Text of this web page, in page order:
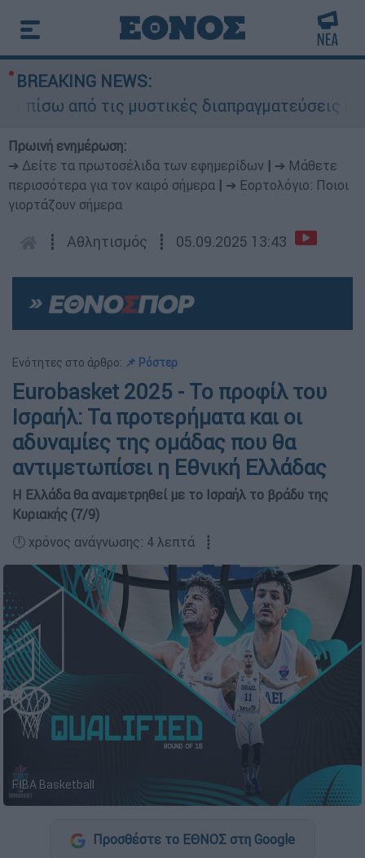
BREAKING NEWS:
από τις μυστικές διαπραγματεύσεις και
Πρωινή ενημέρωση:
➔ Δείτε τα πρωτοσέλιδα των εφημερίδων
➔ Μάθετε
περισσότερα για τον καιρό σήμερα
➔ Εορτολόγιο: Ποιοι
γιορτάζουν σήμερα
┋ Αθλητισμός ┋ 05.09.2025 13:43
Ενότητες στο άρθρο: 📌 Ρόστερ
Eurobasket 2025 - Το προφίλ του
Ισραήλ: Τα προτερήματα και οι
αδυναμίες της ομάδας που θα
αντιμετωπίσει η Εθνική Ελλάδας
Η Ελλάδα θα αναμετρηθεί με το Ισραήλ το βράδυ της
Κυριακής (7/9)
🕛 χρόνος ανάγνωσης: 4 λεπτά ┋
FIBA Basketball
Προσθέστε το ΕΘΝΟΣ στη Google